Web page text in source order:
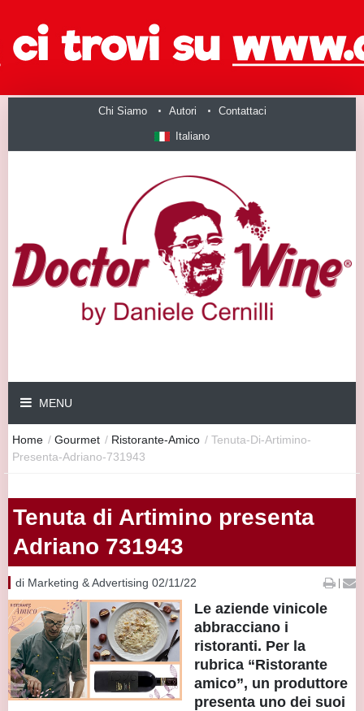
Chi Siamo Autori Contattaci
Italiano
MENU
Home / Gourmet / Ristorante-Amico / Tenuta-Di-Artimino-
Presenta-Adriano-731943
Tenuta di Artimino presenta
Adriano 731943
di Marketing & Advertising 02/11/22 |
Le aziende vinicole
abbracciano i
ristoranti. Per la
rubrica “Ristorante
amico”, un produttore
presenta uno dei suoi